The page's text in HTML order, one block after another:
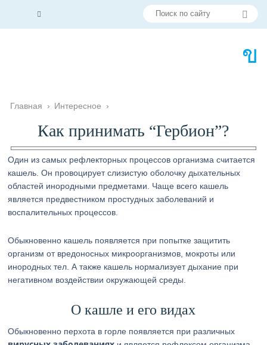
Главная › Интересное ›
Как принимать “Гербион”?
Один из самых рефлекторных процессов организма считается
кашель. Он провоцирует слизистую оболочку дыхательных
областей инородными предметами. Чаще всего кашель
является предвестником простудных заболеваний и
воспалительных процессов.
Обыкновенно кашель появляется при попытке защитить
организм от вредоносных микроорганизмов, мокроты или
инородных тел. А также кашель нормализует дыхание при
негативном воздействии окружающей среды.
О кашле и его видах
Обыкновенно перхота в горле появляется при различных